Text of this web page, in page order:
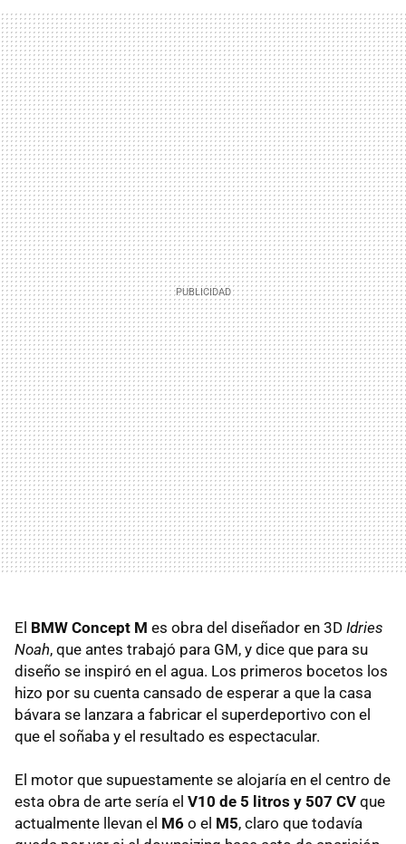
El BMW Concept M es obra del diseñador en 3D Idries
Noah, que antes trabajó para GM, y dice que para su
diseño se inspiró en el agua. Los primeros bocetos los
hizo por su cuenta cansado de esperar a que la casa
bávara se lanzara a fabricar el superdeportivo con el
que el soñaba y el resultado es espectacular.
El motor que supuestamente se alojaría en el centro de
esta obra de arte sería el V10 de 5 litros y 507 CV que
actualmente llevan el M6 o el M5, claro que todavía